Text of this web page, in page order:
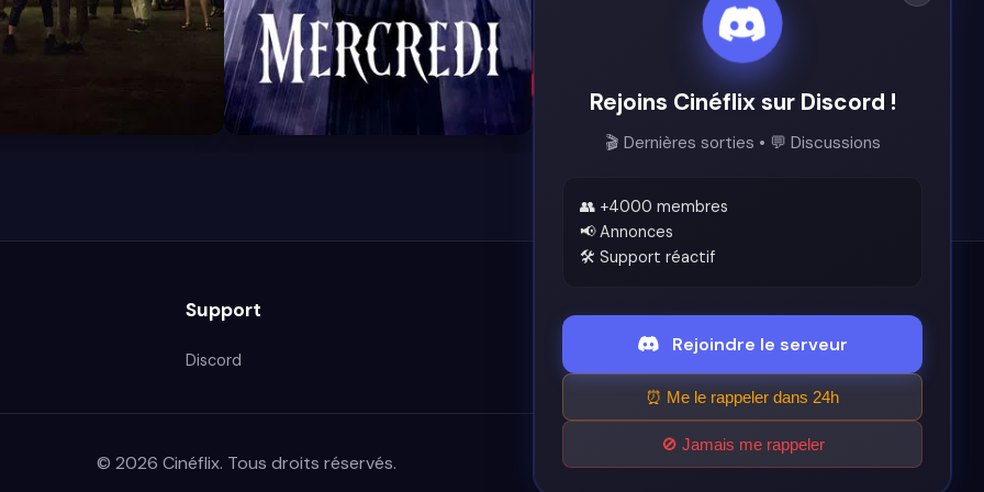
8.4 8.3
Support
Discord
Légal
Conditions d'utilisation
© 2026 Cinéflix. Tous droits réservés.
Rejoins Cinéflix sur Discord !
🎬 Dernières sorties • 💬 Discussions
👥 +4000 membres
📢 Annonces
🛠️ Support réactif
Rejoindre le serveur
⏰ Me le rappeler dans 24h
🚫 Jamais me rappeler